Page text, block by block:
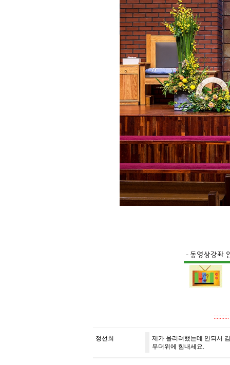
정선희
제가 올리려했는데 안되서
무더위에 힘내세요.